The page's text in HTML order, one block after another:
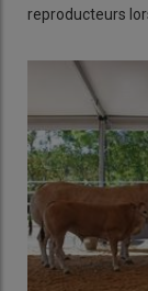
reproducteurs